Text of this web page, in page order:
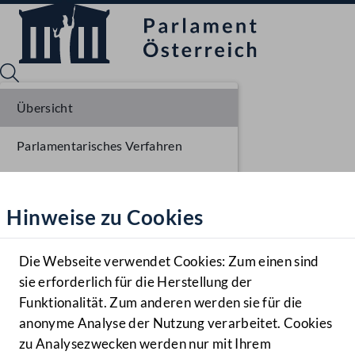
Hilfe
Benutzer
Navigationsmenü öffnen
MENÜ
Hinweise zu Cookies
Die Webseite verwendet Cookies: Zum einen sind
sie erforderlich für die Herstellung der
Funktionalität. Zum anderen werden sie für die
anonyme Analyse der Nutzung verarbeitet. Cookies
zu Analysezwecken werden nur mit Ihrem
Übersicht
Parlamentarisches Verfahren
Ausschussberatungen NR
Plenarberatungen NR